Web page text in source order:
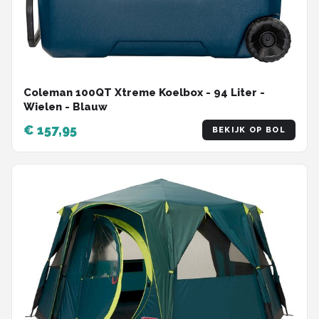
Coleman 100QT Xtreme Koelbox - 94 Liter -
Wielen - Blauw
€ 157,95 BEKIJK OP BOL